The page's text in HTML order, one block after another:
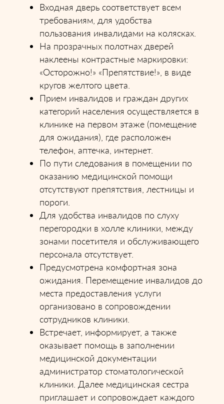
Входная дверь соответствует всем
требованиям, для удобства
пользования инвалидами на колясках.
На прозрачных полотнах дверей
наклеены контрастные маркировки:
«Осторожно!» «Препятствие!», в виде
кругов желтого цвета.
Прием инвалидов и граждан других
категорий населения осуществляется в
клинике на первом этаже (помещение
для ожидания), где расположен
телефон, аптечка, интернет.
По пути следования в помещении по
оказанию медицинской помощи
отсутствуют препятствия, лестницы и
пороги.
Для удобства инвалидов по слуху
перегородки в холле клиники, между
зонами посетителя и обслуживающего
персонала отсутствует.
Предусмотрена комфортная зона
ожидания. Перемещение инвалидов до
места предоставления услуги
организовано в сопровождении
сотрудников клиники.
Встречает, информирует, а также
оказывает помощь в заполнении
медицинской документации
администратор стоматологической
клиники. Далее медицинская сестра
приглашает и сопровождает каждого